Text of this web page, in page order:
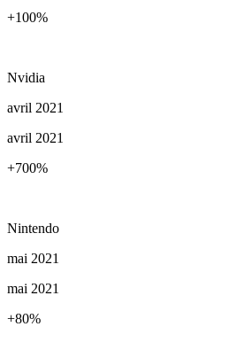
+100%
Nvidia
avril 2021
avril 2021
+700%
Nintendo
mai 2021
mai 2021
+80%